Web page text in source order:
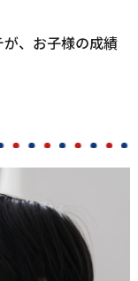
、お子様の成績